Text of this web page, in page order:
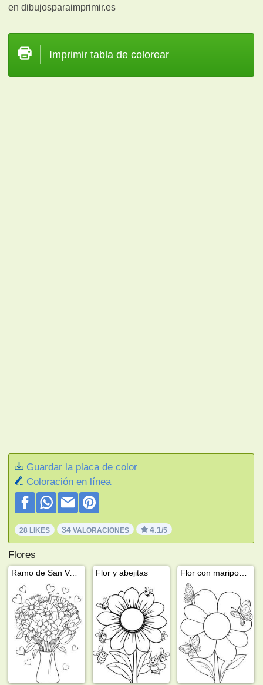
en dibujosparaimprimir.es
Imprimir tabla de colorear
Guardar la placa de color
Coloración en línea
28 LIKES 34 VALORACIONES 4.1/5
Flores
Ramo de San Valentín Flor y abejitas